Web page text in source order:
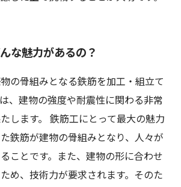
な魅力があるの？
の骨組みとなる鉄筋を加工・組立て
、建物の強度や耐震性に関わる非常
します。 鉄筋工にとって最大の魅力
鉄筋が建物の骨組みとなり、人々が
ことです。また、建物の形に合わせ
め、技術力が要求されます。そのた